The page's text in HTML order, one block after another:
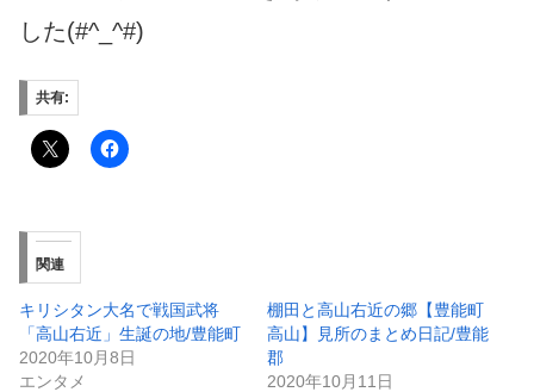
した(#^_^#)
共有:
関連
キリシタン大名で戦国武将
「高山右近」生誕の地/豊能町
2020年10月8日
エンタメ
棚田と高山右近の郷【豊能町
高山】見所のまとめ日記/豊能
郡
2020年10月11日